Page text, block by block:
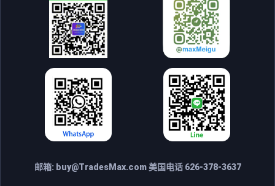
邮箱: buy@TradesMax.com美国电话 626-378-3637